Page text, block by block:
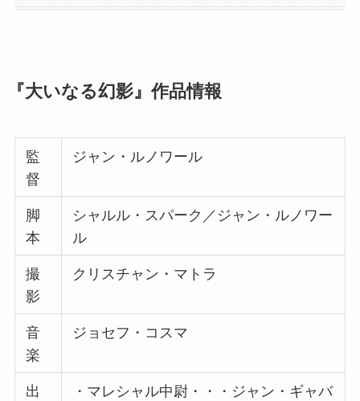
『大いなる幻影』作品情報
監
督
ジャン・ルノワール
脚
本
シャルル・スパーク／ジャン・ルノワー
ル
撮
影
クリスチャン・マトラ
音
楽
ジョセフ・コスマ
出
・マレシャル中尉・・・ジャン・ギャバ